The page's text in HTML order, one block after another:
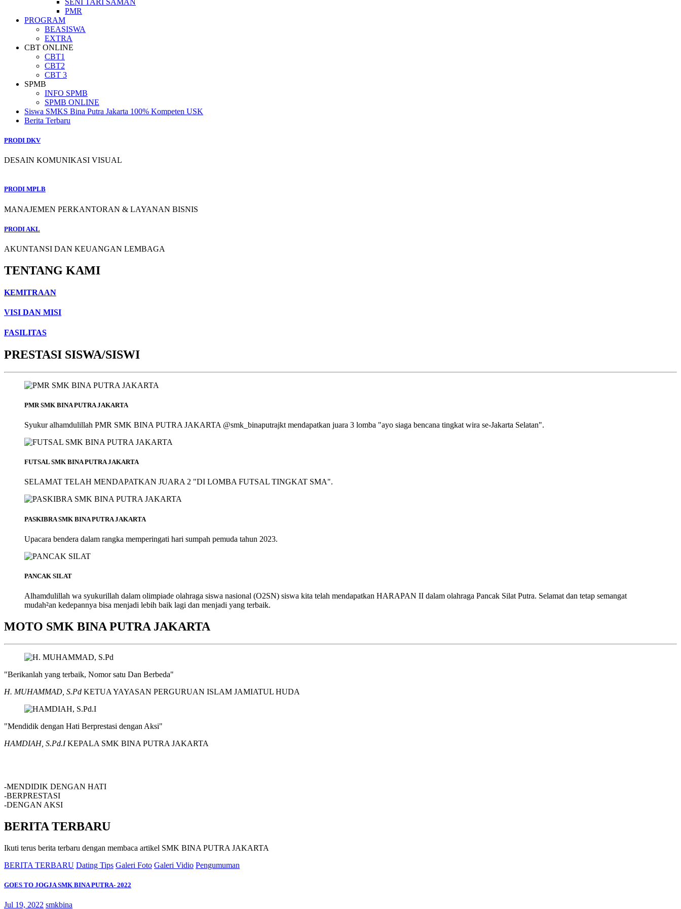
PMR
PROGRAM
BEASISWA
EXTRA
CBT ONLINE
CBT1
CBT2
CBT 3
SPMB
INFO SPMB
SPMB ONLINE
Siswa SMKS Bina Putra Jakarta 100% Kompeten USK
Berita Terbaru
PRODI DKV
DESAIN KOMUNIKASI VISUAL
PRODI MPLB
MANAJEMEN PERKANTORAN & LAYANAN BISNIS
PRODI AKL
AKUNTANSI DAN KEUANGAN LEMBAGA
TENTANG KAMI
KEMITRAAN
VISI DAN MISI
FASILITAS
PRESTASI SISWA/SISWI
PMR SMK BINA PUTRA JAKARTA
Syukur alhamdulillah PMR SMK BINA PUTRA JAKARTA @smk_binaputrajkt mendapatkan juara 3 lomba "ayo siaga bencana tingkat wira se-Jakarta Selatan".
FUTSAL SMK BINA PUTRA JAKARTA
SELAMAT TELAH MENDAPATKAN JUARA 2 "DI LOMBA FUTSAL TINGKAT SMA".
PASKIBRA SMK BINA PUTRA JAKARTA
Upacara bendera dalam rangka memperingati hari sumpah pemuda tahun 2023.
PANCAK SILAT
Alhamdulillah wa syukurillah dalam olimpiade olahraga siswa nasional (O2SN) siswa kita telah mendapatkan HARAPAN II dalam olahraga Pancak Silat Putra. Selamat dan tetap semangat
mudah²an kedepannya bisa menjadi lebih baik lagi dan menjadi yang terbaik.
MOTO SMK BINA PUTRA JAKARTA
"Berikanlah yang terbaik, Nomor satu Dan Berbeda"
H. MUHAMMAD, S.Pd KETUA YAYASAN PERGURUAN ISLAM JAMIATUL HUDA
"Mendidik dengan Hati Berprestasi dengan Aksi"
HAMDIAH, S.Pd.IKEPALA SMK BINA PUTRA JAKARTA
-MENDIDIK DENGAN HATI
-BERPRESTASI
-DENGAN AKSI
BERITA TERBARU
Ikuti terus berita terbaru dengan membaca artikel SMK BINA PUTRA JAKARTA
BERITA TERBARU Dating Tips Galeri Foto Galeri Vidio Pengumuman
GOES TO JOGJA SMK BINA PUTRA- 2022
Jul 19, 2022 smkbina